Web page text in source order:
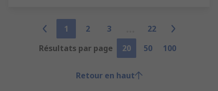
1 2 3
22
Résultats par page
20 50 100
Retour en haut